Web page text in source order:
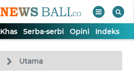
Khas Serba-serbi Opini Indeks
Utama